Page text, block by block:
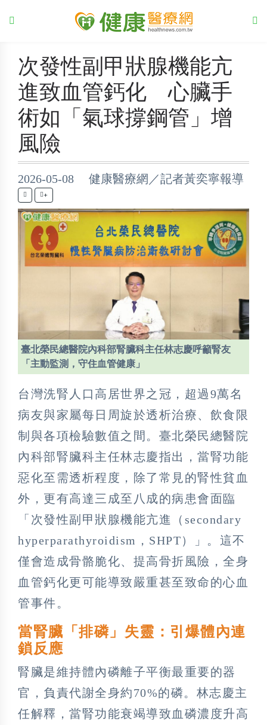
次發性副甲狀腺機能亢
進致血管鈣化 心臟手
術如「氣球撐鋼管」增
風險
2026-05-08 健康醫療網／記者黃奕寧報導
+
臺北榮民總醫院內科部腎臟科主任林志慶呼籲腎友
「主動監測，守住血管健康」
台灣洗腎人口高居世界之冠，超過9萬名
病友與家屬每日周旋於透析治療、飲食限
制與各項檢驗數值之間。臺北榮民總醫院
內科部腎臟科主任林志慶指出，當腎功能
惡化至需透析程度，除了常見的腎性貧血
外，更有高達三成至八成的病患會面臨
「次發性副甲狀腺機能亢進（secondary
hyperparathyroidism，SHPT）」。這不
僅會造成骨骼脆化、提高骨折風險，全身
血管鈣化更可能導致嚴重甚至致命的心血
管事件。
當腎臟「排磷」失靈：引爆體內連
鎖反應
腎臟是維持體內磷離子平衡最重要的器
官，負責代謝全身約70%的磷。林志慶主
任解釋，當腎功能衰竭導致血磷濃度升高